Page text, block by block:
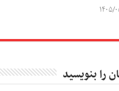
۰۵/۱۶
را بنویسید